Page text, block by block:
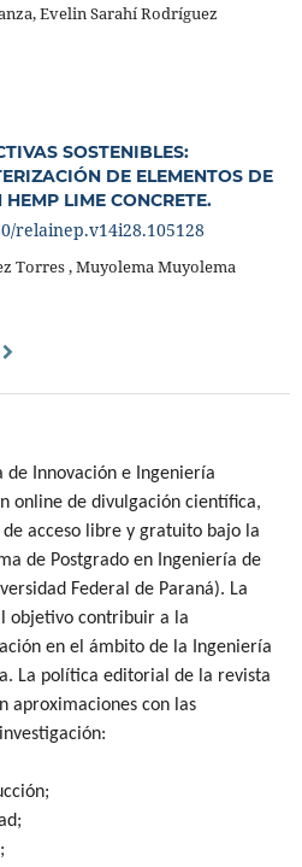
Evelin Sarahí Rodríguez
SOSTENIBLES:
DE ELEMENTOS DE
LIME CONCRETE.
relainep.v14i28.105128
Torres , Muyolema Muyolema
de Innovación e Ingeniería
online de divulgación científica,
acceso libre y gratuito bajo la
de Postgrado en Ingeniería de
Federal de Paraná). La
objetivo contribuir a la
en el ámbito de la Ingeniería
La política editorial de la revista
aproximaciones con las